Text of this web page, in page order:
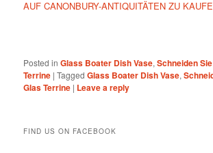
AUF CANONBURY-ANTIQUITÄTEN ZU
Posted in Glass Boater Dish Vase,Schneiden
Terrine |Tagged Glass Boater Dish Vase,
Glas Terrine | Leave a reply
FIND US ON FACEBOOK